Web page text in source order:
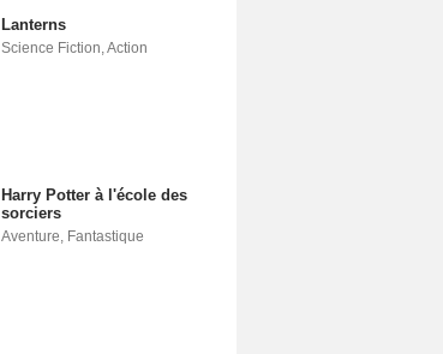
Lanterns
Science Fiction Action
Harry Potter à l'école des
sorciers
Aventure Fantastique